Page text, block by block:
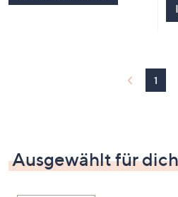
1
Ausgewählt für dich